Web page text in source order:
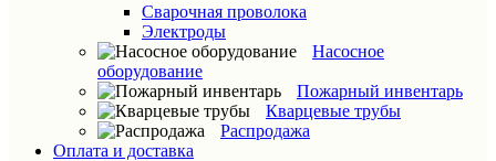
Сварочная проволока
Электроды
Насосное
оборудование
Пожарный инвентарь
Кварцевые трубы
Распродажа
Оплата и доставка